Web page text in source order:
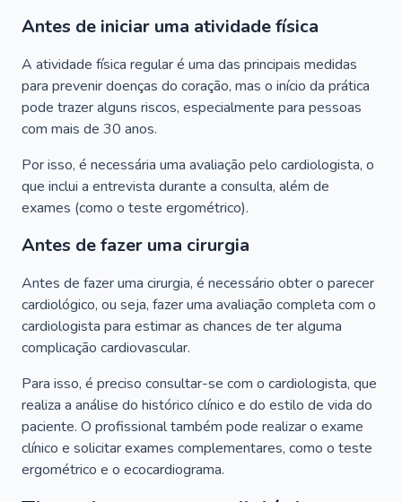
Antes de iniciar uma atividade física
A atividade física regular é uma das principais medidas
para prevenir doenças do coração, mas o início da prática
pode trazer alguns riscos, especialmente para pessoas
com mais de 30 anos.
Por isso, é necessária uma avaliação pelo cardiologista, o
que inclui a entrevista durante a consulta, além de
exames (como o teste ergométrico).
Antes de fazer uma cirurgia
Antes de fazer uma cirurgia, é necessário obter o parecer
cardiológico, ou seja, fazer uma avaliação completa com o
cardiologista para estimar as chances de ter alguma
complicação cardiovascular.
Para isso, é preciso consultar-se com o cardiologista, que
realiza a análise do histórico clínico e do estilo de vida do
paciente. O profissional também pode realizar o exame
clínico e solicitar exames complementares, como o teste
ergométrico e o ecocardiograma.